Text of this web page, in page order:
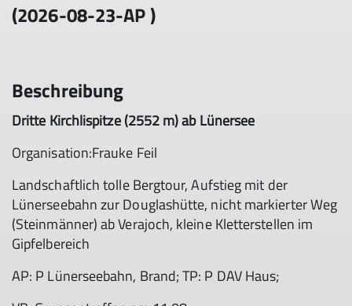
(2026-08-23-AP )
Beschreibung
Dritte Kirchlispitze (2552 m) ab Lünersee
Organisation:Frauke Feil
Landschaftlich tolle Bergtour, Aufstieg mit der
Lünerseebahn zur Douglashütte, nicht markierter Weg
(Steinmänner) ab Verajoch, kleine Kletterstellen im
Gipfelbereich
AP: P Lünerseebahn, Brand; TP: P DAV Haus;